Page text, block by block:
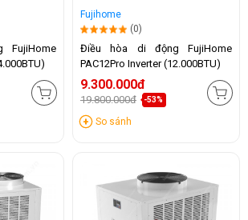
Fujihome
(0)
Điều hòa di động FujiHome
PAC12Pro Inverter (12.000BTU)
9.300.000đ
19.800.000đ -53%
So sánh